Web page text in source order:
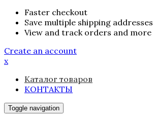
Faster checkout
Save multiple shipping addresses
View and track orders and more
Create an account
x
Каталог товаров
КОНТАКТЫ
Toggle navigation